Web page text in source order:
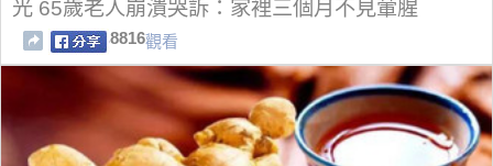
光 65歲老人崩潰哭訴：家裡三個月不見葷腥
8816觀看